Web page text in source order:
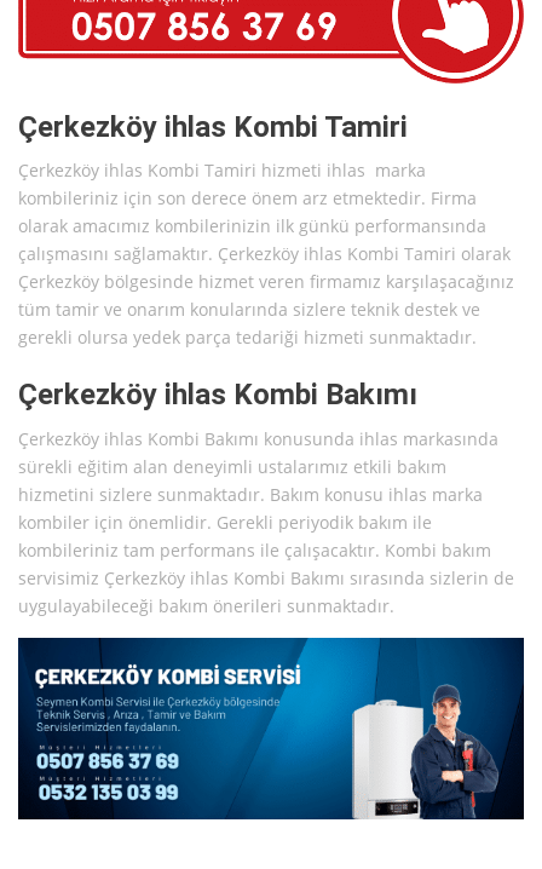
Çerkezköy ihlas Kombi Tamiri
Çerkezköy ihlas Kombi Tamiri hizmeti ihlas marka
kombileriniz için son derece önem arz etmektedir. Firma
olarak amacımız kombilerinizin ilk günkü performansında
çalışmasını sağlamaktır. Çerkezköy ihlas Kombi Tamiri olarak
Çerkezköy bölgesinde hizmet veren firmamız karşılaşacağınız
tüm tamir ve onarım konularında sizlere teknik destek ve
gerekli olursa yedek parça tedariği hizmeti sunmaktadır.
Çerkezköy ihlas Kombi Bakımı
Çerkezköy ihlas Kombi Bakımı konusunda ihlas markasında
sürekli eğitim alan deneyimli ustalarımız etkili bakım
hizmetini sizlere sunmaktadır. Bakım konusu ihlas marka
kombiler için önemlidir. Gerekli periyodik bakım ile
kombileriniz tam performans ile çalışacaktır. Kombi bakım
servisimiz Çerkezköy ihlas Kombi Bakımı sırasında sizlerin de
uygulayabileceği bakım önerileri sunmaktadır.